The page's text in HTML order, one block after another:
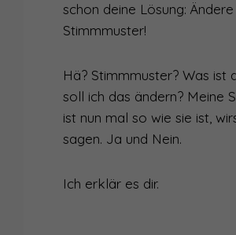
schon deine Lösung:
Stimmmuster!
Hä? Stimmmuster? Was ist
soll ich das ändern? Meine
ist nun mal so wie sie ist,
sagen. Ja und Nein.
Ich erklär es dir.